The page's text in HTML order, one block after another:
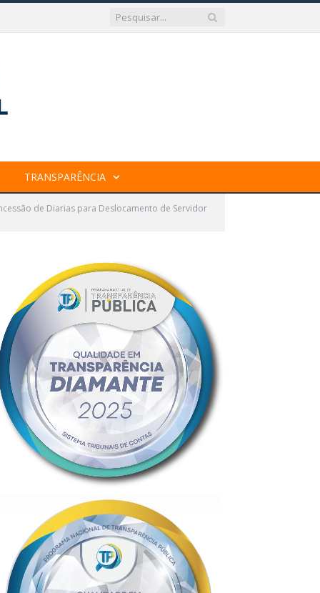
TRANSPARÊNCIA
de Diarias para Deslocamento de Servidor